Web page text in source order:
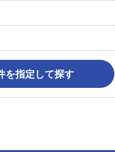
を指定して探す